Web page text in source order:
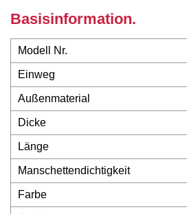
Basisinformation.
Modell Nr.
Einweg
Außenmaterial
Dicke
Länge
Manschettendichtigkeit
Farbe